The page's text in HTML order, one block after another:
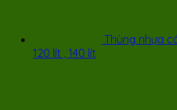
Thùng nhựa
120 lít , 140 lít